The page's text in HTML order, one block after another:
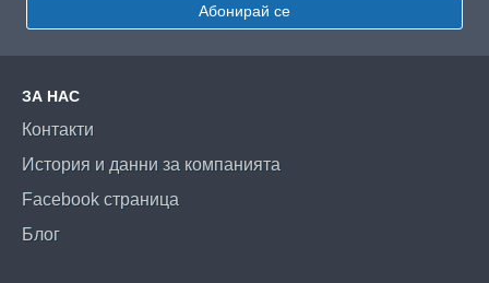
Абонирай се
ЗА НАС
Контакти
История и данни за компанията
Facebook страница
Блог